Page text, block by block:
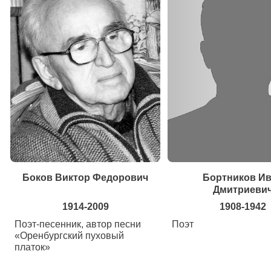
Боков Виктор Федорович
1914-2009
Поэт-песенник, автор песни
«Оренбургский пуховый
платок»
Бортников
1908-1942
Поэт